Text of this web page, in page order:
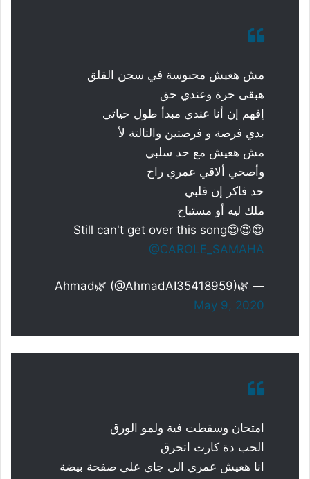
مش هعيش محبوسة في سجن القلق
هبقى حرة وعندي حق
إفهم إن أنا عندي مبدأ طول حياتي
بدي فرصة و فرصتين والتالتة لأ
مش هعيش مع حد سلبي
وأصحي ألاقي عمري راح
حد فاكر إن قلبي
ملك ليه أو مستباح
Still can't get over this song😍😍😍
@CAROLE_SAMAHA
— 🌿Ahmad🌿 (@AhmadAI35418959)
May 9, 2020
امتحان وسقطت فية ولمو الورق
الحب دة كارت اتحرق
انا هعيش عمري الي جاي على صفحة بيضة